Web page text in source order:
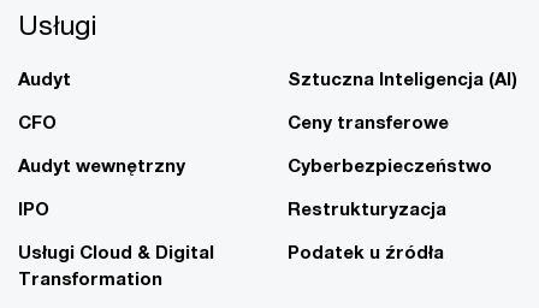
Usługi
Audyt
CFO
Audyt wewnętrzny
IPO
Usługi Cloud & Digital
Transformation
Sztuczna Inteligencja (AI)
Ceny transferowe
Cyberbezpieczeństwo
Restrukturyzacja
Podatek u źródła